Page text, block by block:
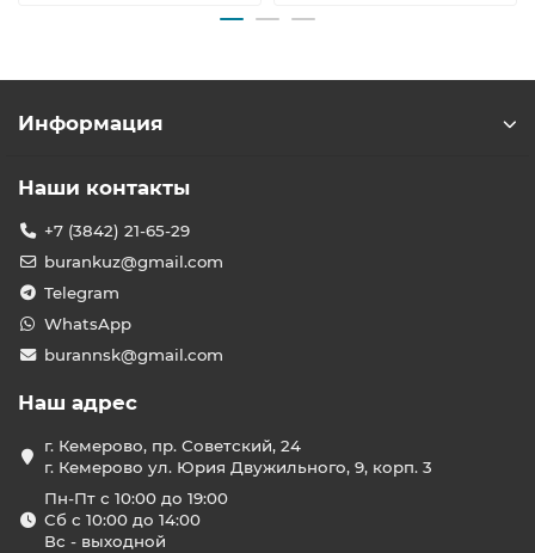
Информация
Наши контакты
+7 (3842) 21-65-29
burankuz@gmail.com
Telegram
WhatsApp
burannsk@gmail.com
Наш адрес
г. Кемерово, пр. Советский, 24
г. Кемерово ул. Юрия Двужильного, 9, корп. 3
Пн-Пт с 10:00 до 19:00
Сб с 10:00 до 14:00
Вс - выходной